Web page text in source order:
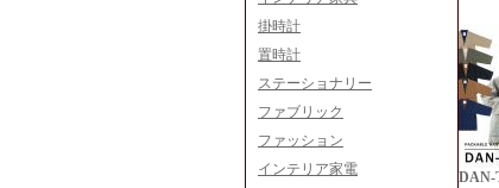
掛時計
置時計
ステーショナリー
ファブリック
ファッション
インテリア家電
DAN-